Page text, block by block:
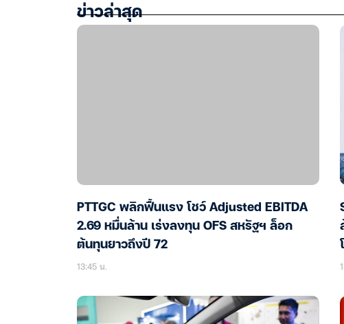
ข่าวล่าสุด
PTTGC พลิกฟื้นแรง โชว์ Adjusted EBITDA
2.69 หมื่นล้าน เร่งลงทุน OFS สหรัฐฯ ล็อก
ต้นทุนยาวถึงปี 72
13:45 น.